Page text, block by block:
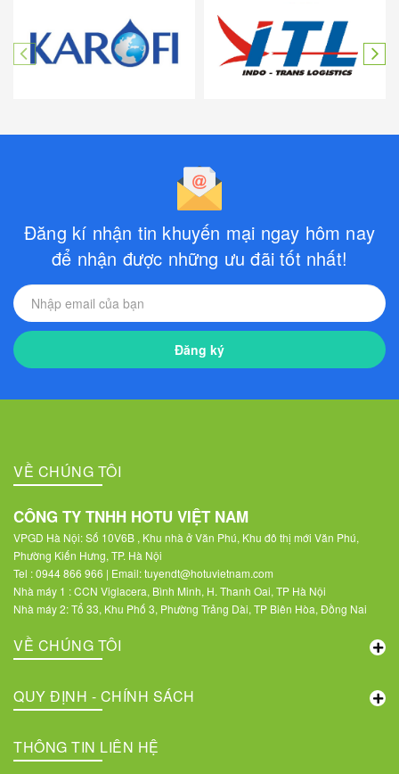
Đăng kí nhận tin khuyến mại ngay hôm nay
để nhận được những ưu đãi tốt nhất!
Đăng ký
VỀ CHÚNG TÔI
CÔNG TY TNHH HOTU VIỆT NAM
VPGD Hà Nội: Số 10V6B , Khu nhà ở Văn Phú, Khu đô thị mới Văn Phú,
Phường Kiến Hưng, TP. Hà Nội
Tel : 0944 866 966 | Email: tuyendt@hotuvietnam.com
Nhà máy 1 : CCN Viglacera, Bình Minh, H. Thanh Oai, TP Hà Nội
Nhà máy 2: Tổ 33, Khu Phố 3, Phường Trảng Dài, TP Biên Hòa, Đồng Nai
VỀ CHÚNG TÔI
QUY ĐỊNH - CHÍNH SÁCH
THÔNG TIN LIÊN HỆ